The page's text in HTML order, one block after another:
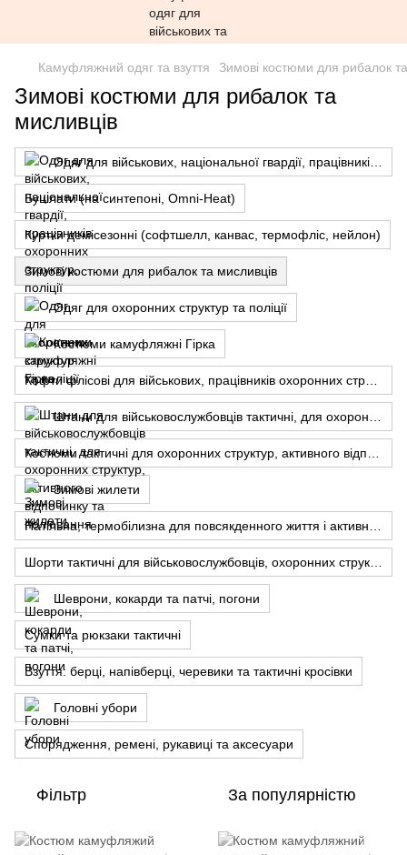
Камуфляжний одяг та взуття Зимові костюми для рибалок
Зимові костюми для рибалок та
мисливців
Бушлати (на синтепоні, Omni-Heat)
Куртки демісезонні (софтшелл, канвас, термофліс, нейлон)
Зимові костюми для рибалок та мисливців
Одяг для охоронних структур та поліції
Костюми камуфляжні Гірка
Зимові жилети
Шеврони, кокарди та патчі, погони
Сумки та рюкзаки тактичні
Взуття: берці, напівберці, черевики та тактичні кросівки
Головні убори
Спорядження, ремені, рукавиці та аксесуари
Фільтр За популярністю